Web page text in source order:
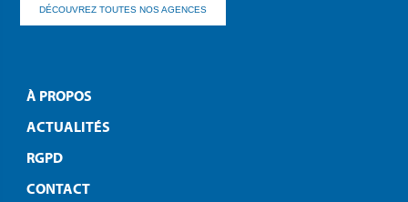
DÉCOUVREZ TOUTES NOS AGENCES
À PROPOS
ACTUALITÉS
RGPD
CONTACT